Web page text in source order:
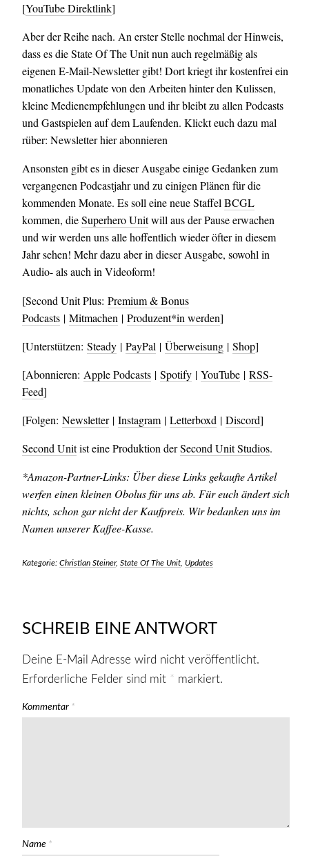
[YouTube Direktlink]
Aber der Reihe nach. An erster Stelle nochmal der Hinweis,
dass es die State Of The Unit nun auch regelmäßig als
eigenen E-Mail-Newsletter gibt! Dort kriegt ihr kostenfrei ein
monatliches Update von den Arbeiten hinter den Kulissen,
kleine Medienempfehlungen und ihr bleibt zu allen Podcasts
und Gastspielen auf dem Laufenden. Klickt euch dazu mal
rüber: Newsletter hier abonnieren
Ansonsten gibt es in dieser Ausgabe einige Gedanken zum
vergangenen Podcastjahr und zu einigen Plänen für die
kommenden Monate. Es soll eine neue Staffel BCGL
kommen, dieSuperhero Unitwill aus der Pause erwachen
und wir werden uns alle hoffentlich wieder öfter in diesem
Jahr sehen! Mehr dazu aber in dieser Ausgabe, sowohl in
Audio- als auch in Videoform!
[Second Unit Plus: Premium & Bonus
Podcasts| Mitmachen | Produzent*in werden]
[Unterstützen: Steady| PayPal | Überweisung| Shop]
[Abonnieren: Apple Podcasts| Spotify| YouTube| RSS-
Feed]
[Folgen: Newsletter| Instagram| Letterboxd | Discord]
Second Unitist eine Produktion derSecond Unit Studios.
*Amazon-Partner-Links: Über diese Links gekaufte Artikel
werfen einen kleinen Obolus für uns ab. Für euch ändert sich
nichts, schon gar nicht der Kaufpreis. Wir bedanken uns im
Namen unserer Kaffee-Kasse.
Kategorie: Christian Steiner, State Of The Unit, Updates
SCHREIB EINE ANTWORT
Deine E-Mail Adresse wird nicht veröffentlicht.
Erforderliche Felder sind mit * markiert.
Kommentar *
Name *